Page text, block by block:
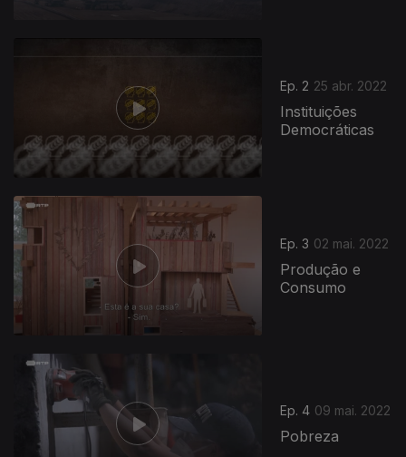
Ep. 2 25 abr. 2022
Instituições
Democráticas
Ep. 3 02 mai. 2022
Produção e
Consumo
Ep. 4 09 mai. 2022
Pobreza